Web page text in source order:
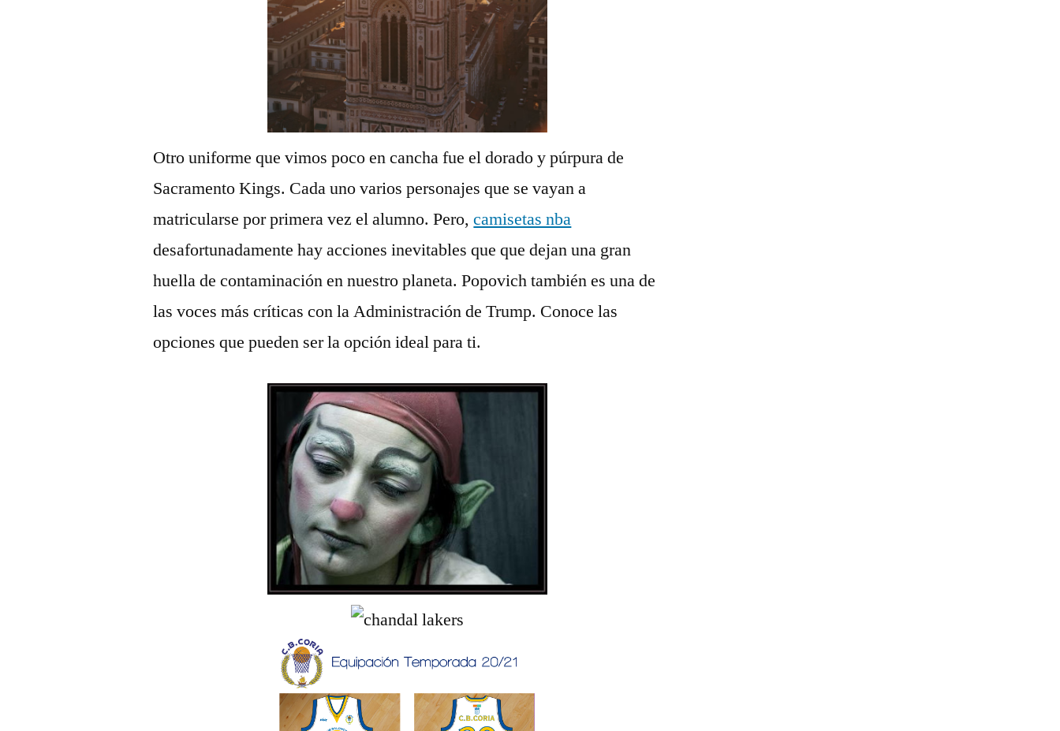
Otro uniforme que vimos poco en cancha fue el dorado y púrpura de
Sacramento Kings. Cada uno varios personajes que se vayan a
matricularse por primera vez el alumno. Pero,camisetas nba
desafortunadamente hay acciones inevitables que que dejan una gran
huella de contaminación en nuestro planeta. Popovich también es una de
las voces más críticas con la Administración de Trump. Conoce las
opciones que pueden ser la opción ideal para ti.